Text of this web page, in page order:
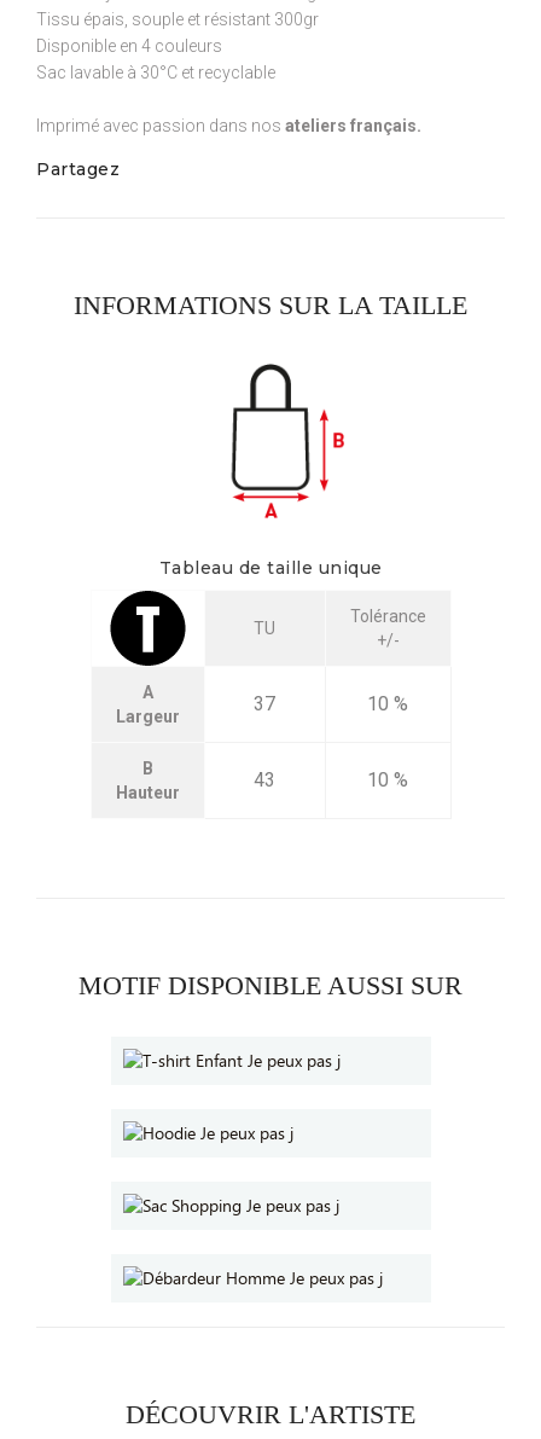
Tissu épais, souple et résistant 300gr
Disponible en 4 couleurs
Sac lavable à 30°C et recyclable
Imprimé avec passion dans nos ateliers français.
Partagez
INFORMATIONS SUR LA TAILLE
Tableau de taille unique
TU
Tolérance
+/-
A
Largeur
37 10 %
B
Hauteur
43 10 %
MOTIF DISPONIBLE AUSSI SUR
DÉCOUVRIR L'ARTISTE